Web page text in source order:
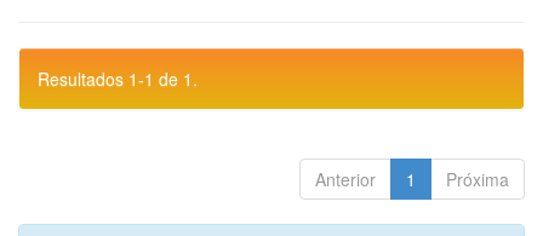
Resultados 1-1 de 1.
Anterior 1 Próxima